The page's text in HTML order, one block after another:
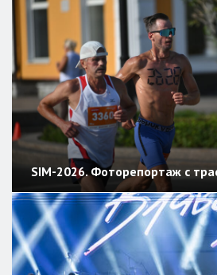
SIM-2026. Фоторепортаж с